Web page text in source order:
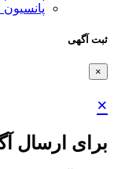
ثبت آگهی
×
×
برای ارسال